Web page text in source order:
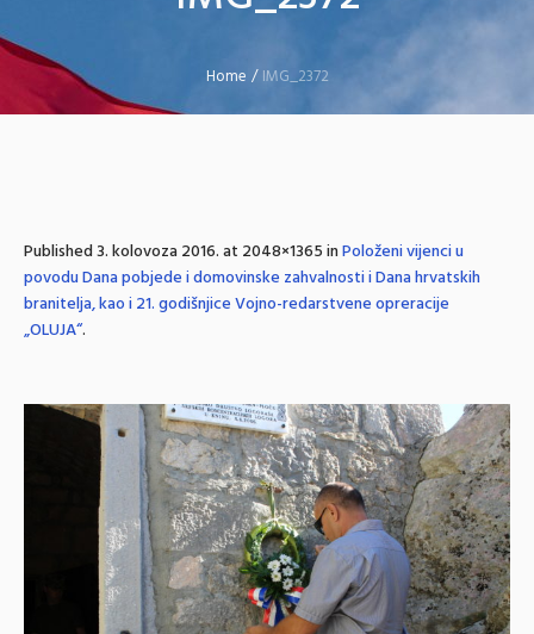
Home /IMG_2372
Published3. kolovoza 2016.at 2048×1365 inPoloženi vijenci u
povodu Dana pobjede i domovinske zahvalnosti i Dana hrvatskih
branitelja, kao i 21. godišnjice Vojno-redarstvene opreracije
„OLUJA“.